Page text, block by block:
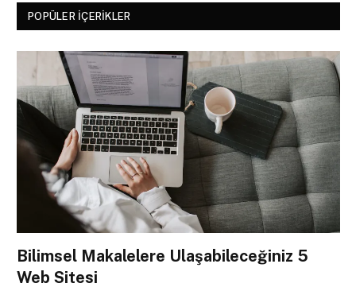
POPÜLER İÇERIKLER
Bilimsel Makalelere Ulaşabileceğiniz 5
Web Sitesi